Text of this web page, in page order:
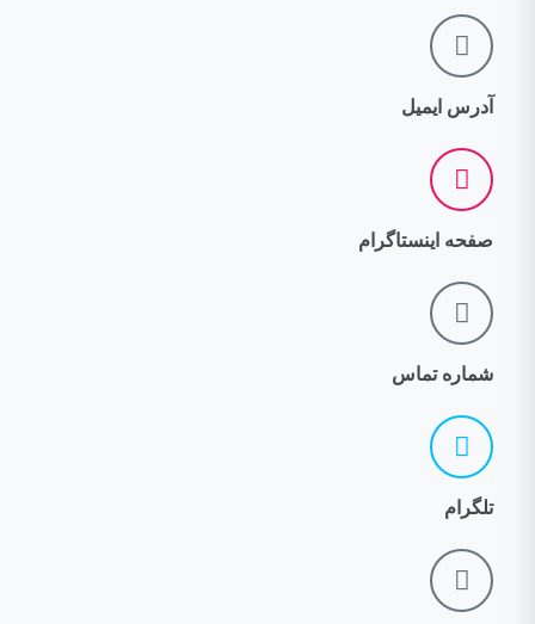
آدرس ایمیل
صفحه اینستاگرام
شماره تماس
تلگرام